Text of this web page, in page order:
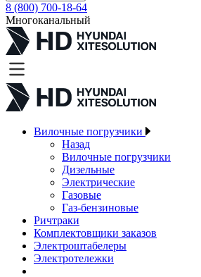
8 (800) 700-18-64
Многоканальный
Вилочные погрузчики
Назад
Вилочные погрузчики
Дизельные
Электрические
Газовые
Газ-бензиновые
Ричтраки
Комплектовщики заказов
Электроштабелеры
Электротележки